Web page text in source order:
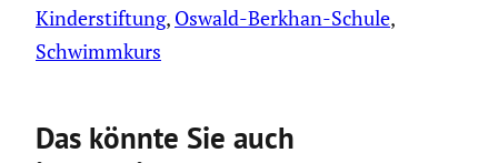
Kinderstiftung, Oswald-Berkhan-Schule
Schwimmkurs
Das könnte Sie auch